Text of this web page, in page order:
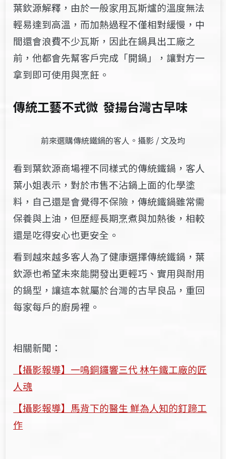
葉欽源解釋，由於一般家用瓦斯爐的溫度無法
輕易達到高溫，而加熱過程不僅相對緩慢，中
間還會浪費不少瓦斯，因此在鍋具出工廠之
前，他都會先幫客戶完成「開鍋」，讓對方一
拿到即可使用與烹飪。
傳統工藝不式微 發揚台灣古早味
前來選購傳統鐵鍋的客人。攝影 / 文及均
看到葉欽源商場裡不同樣式的傳統鐵鍋，客人
葉小姐表示，對於市售不沾鍋上面的化學塗
料，自己還是會覺得不保險，傳統鐵鍋雖常需
保養與上油，但歷經長期烹煮與加熱後，相較
還是吃得安心也更安全。
看到越來越多客人為了健康選擇傳統鐵鍋，葉
欽源也希望未來能開發出更輕巧、實用與耐用
的鍋型，讓這本就屬於台灣的古早良品，重回
每家每戶的廚房裡。
相關新聞：
【攝影報導】一鳴銅鑼響三代 林午鐵工廠的匠
人魂
【攝影報導】馬背下的醫生 鮮為人知的釘蹄工
作